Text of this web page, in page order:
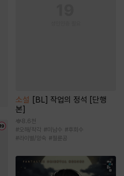
소설 [BL] 작업의 정석 [단행
본]
8.6천
#오해/착각 #미남수 #후회수
#라이벌/앙숙 #절륜공